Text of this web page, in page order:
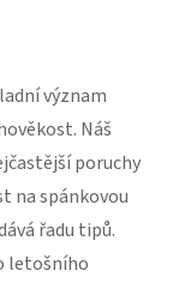
význam
Náš
poruchy
na spánkovou
řadu tipů.
letošního